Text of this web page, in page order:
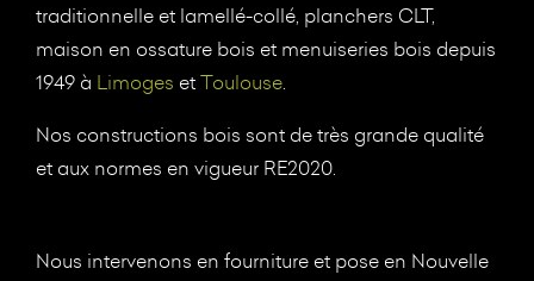
traditionnelle et lamellé-collé, planchers CLT,
maison en ossature bois et menuiseries bois depuis
1949 à Limoges etToulouse.
Nos constructions bois sont de très grande qualité
et aux normes en vigueur RE2020.
Nous intervenons en fourniture et pose en Nouvelle